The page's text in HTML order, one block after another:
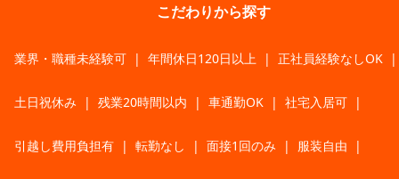
こだわりから探す
業界・職種未経験可 | 年間休日120日以上 | 正社員経験なしOK |
土日祝休み | 残業20時間以内 | 車通勤OK | 社宅入居可 |
引越し費用負担有 | 転勤なし | 面接1回のみ | 服装自由 |